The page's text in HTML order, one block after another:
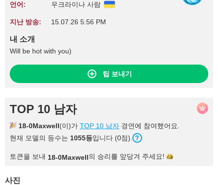
언어: 우크라이나 사람
지난 방송: 15.07.26 5:56 PM
내 소개
Will be hot with you)
팁 보내기
TOP 10 남자
18-0Maxwell(이)가 TOP 10 남자 경연에 참여했어요.
현재 모델의 등수는 1055등입니다 (0점).
토큰을 보내 18-0Maxwell의 승리를 앞당겨 주세요!
사진